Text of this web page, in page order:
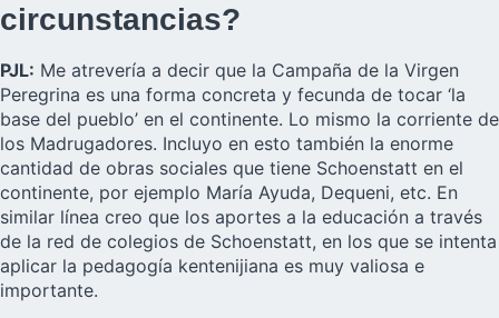
circunstancias?
PJL: Me atrevería a decir que la Campaña de la Virgen
Peregrina es una forma concreta y fecunda de tocar ‘la
base del pueblo’ en el continente. Lo mismo la corriente de
los Madrugadores. Incluyo en esto también la enorme
cantidad de obras sociales que tiene Schoenstatt en el
continente, por ejemplo María Ayuda, Dequeni, etc. En
similar línea creo que los aportes a la educación a través
de la red de colegios de Schoenstatt, en los que se intenta
aplicar la pedagogía kentenijiana es muy valiosa e
importante.